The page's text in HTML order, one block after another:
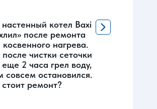
котел Baxi
после ремонта
нагрева.
чистки сеточки
2 часа грел воду,
совсем остановился.
ремонт?